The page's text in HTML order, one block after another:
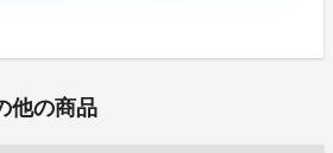
他の商品